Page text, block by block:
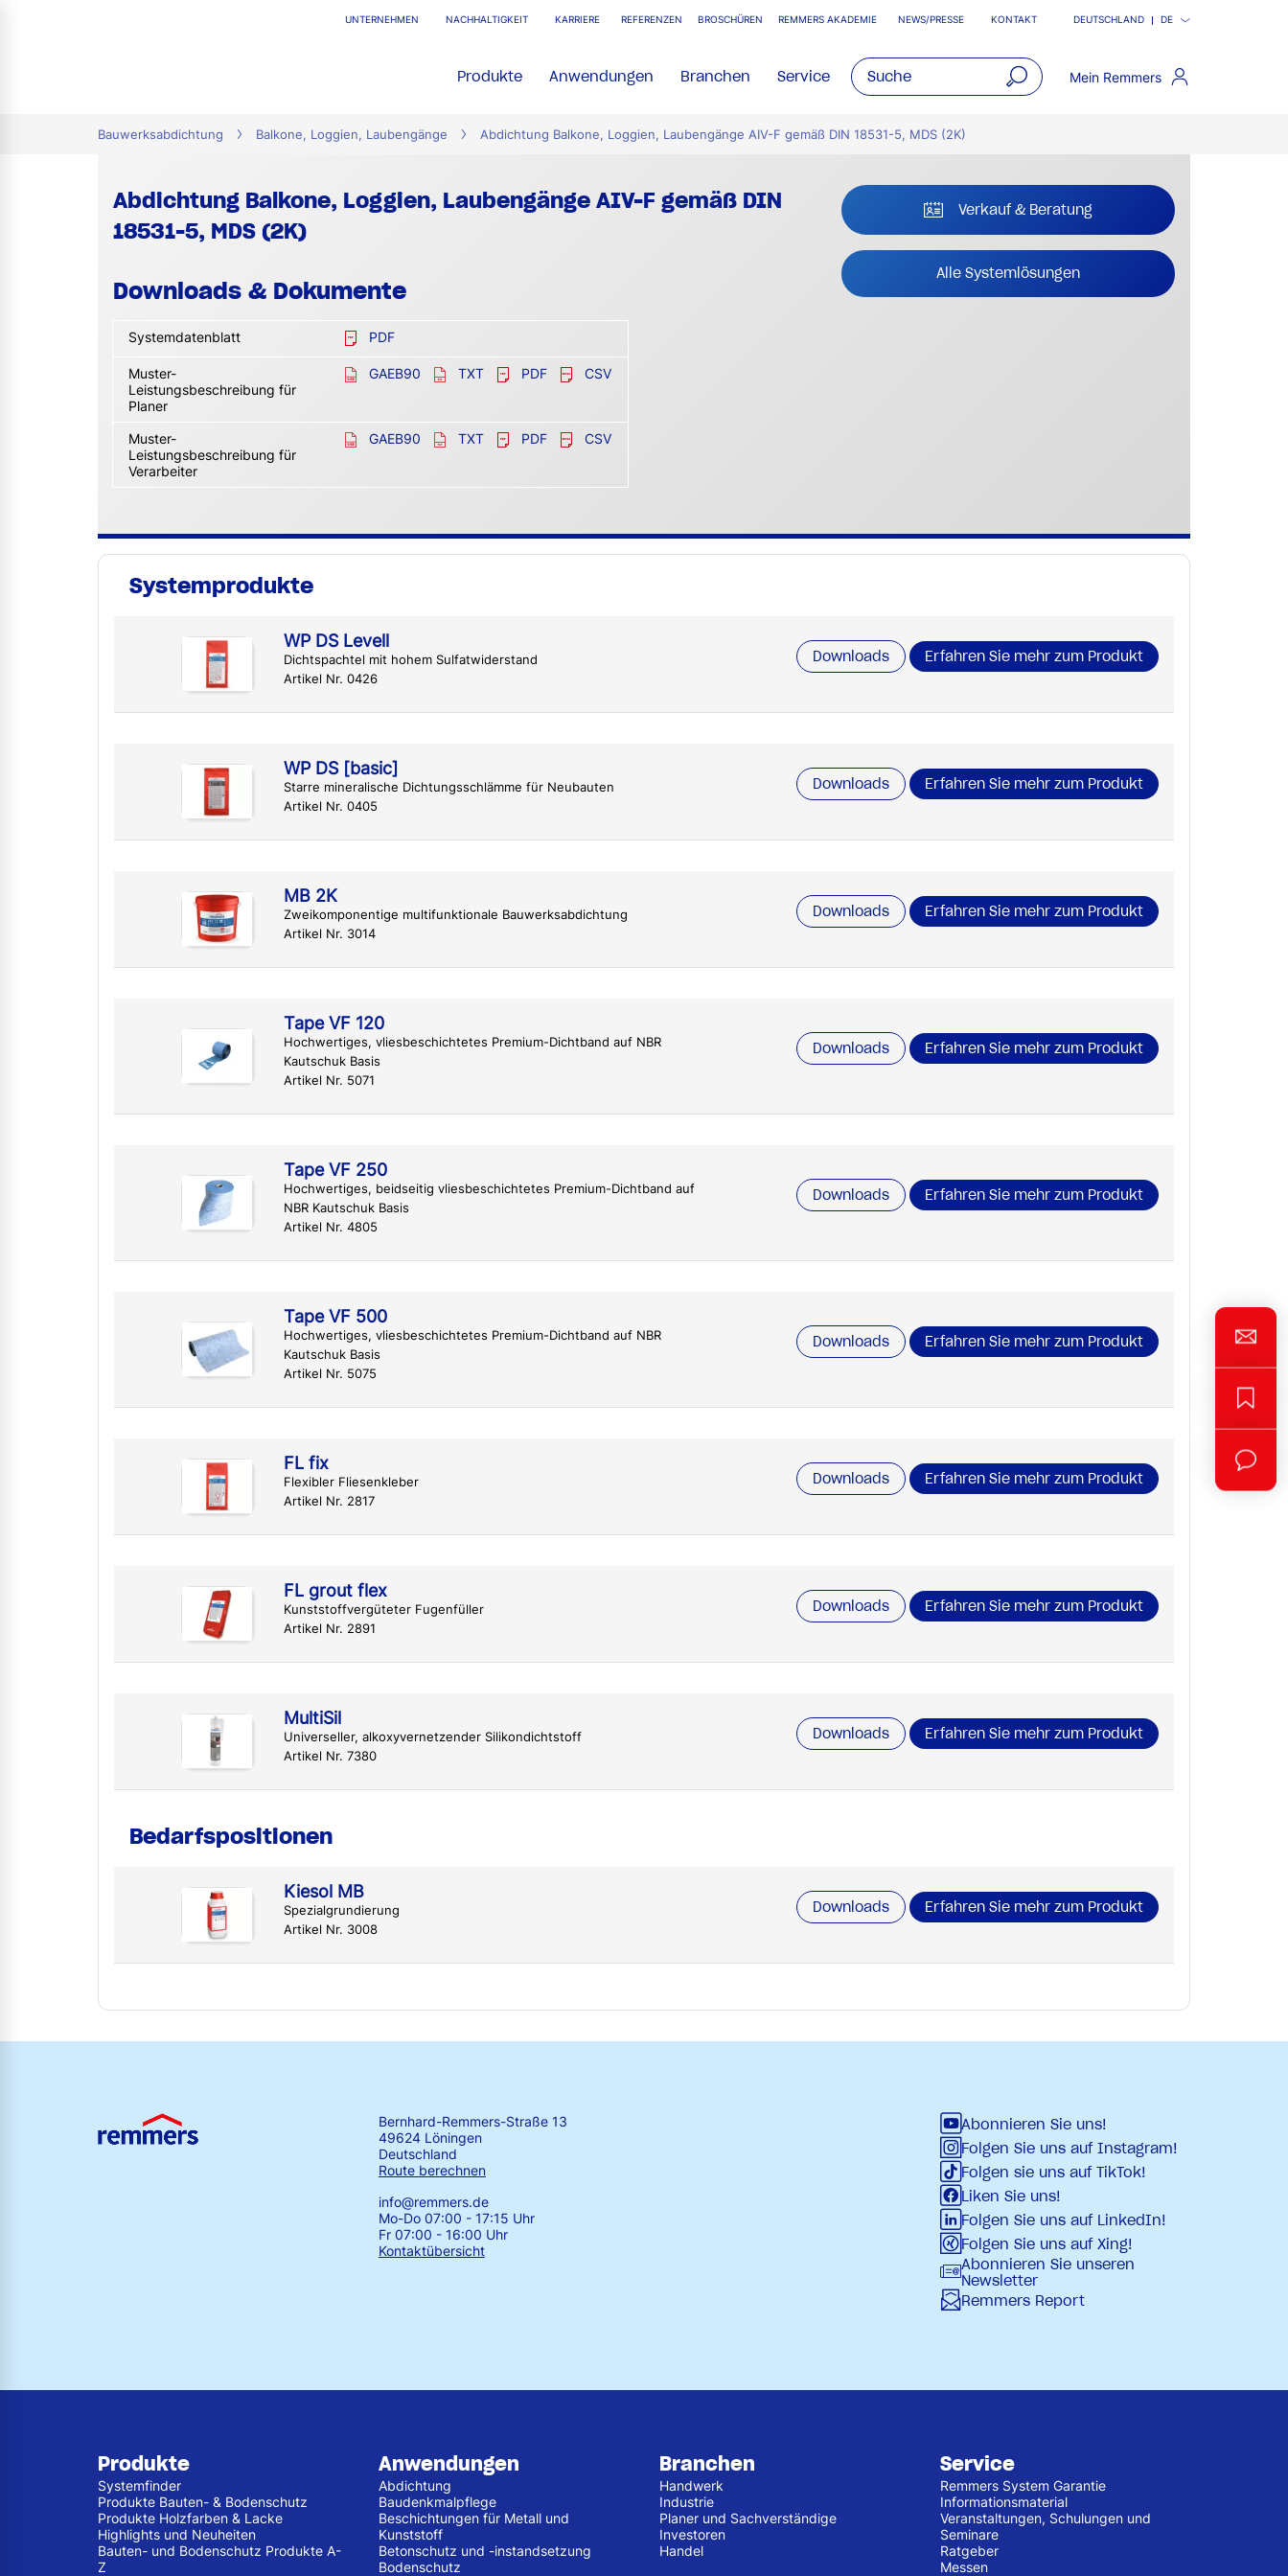
UNTERNEHMEN NACHHALTIGKEIT KARRIERE REFERENZEN BROSCHÜREN REMMERS AKADEMIE NEWS/PRESSE KONTAKT DEUTSCHLAND DE
Produkte Anwendungen Branchen Service Mein Remmers
Bauwerksabdichtung Balkone, Loggien, Laubengänge Abdichtung Balkone, Loggien, Laubengänge AIV-F gemäß DIN 18531-5, MDS (2K)
Abdichtung Balkone, Loggien, Laubengänge AIV-F gemäß DIN
18531-5, MDS (2K)
Downloads & Dokumente
Systemdatenblatt PDF
Muster-
Leistungsbeschreibung für
Planer
GAEB90 TXT PDF CSV
Muster-
Leistungsbeschreibung für
Verarbeiter
GAEB90 TXT PDF CSV
Verkauf & Beratung
Alle Systemlösungen
Systemprodukte
WP DS Levell
Dichtspachtel mit hohem Sulfatwiderstand
Artikel Nr. 0426
Downloads Erfahren Sie mehr zum Produkt
WP DS [basic]
Starre mineralische Dichtungsschlämme für Neubauten
Artikel Nr. 0405
Downloads Erfahren Sie mehr zum Produkt
MB 2K
Zweikomponentige multifunktionale Bauwerksabdichtung
Artikel Nr. 3014
Downloads Erfahren Sie mehr zum Produkt
Tape VF 120
Hochwertiges, vliesbeschichtetes Premium-Dichtband auf NBR
Kautschuk Basis
Artikel Nr. 5071
Downloads Erfahren Sie mehr zum Produkt
Tape VF 250
Hochwertiges, beidseitig vliesbeschichtetes Premium-Dichtband auf
NBR Kautschuk Basis
Artikel Nr. 4805
Downloads Erfahren Sie mehr zum Produkt
Tape VF 500
Hochwertiges, vliesbeschichtetes Premium-Dichtband auf NBR
Kautschuk Basis
Artikel Nr. 5075
Downloads Erfahren Sie mehr zum Produkt
FL fix
Flexibler Fliesenkleber
Artikel Nr. 2817
Downloads Erfahren Sie mehr zum Produkt
FL grout flex
Kunststoffvergüteter Fugenfüller
Artikel Nr. 2891
Downloads Erfahren Sie mehr zum Produkt
MultiSil
Universeller, alkoxyvernetzender Silikondichtstoff
Artikel Nr. 7380
Downloads Erfahren Sie mehr zum Produkt
Bedarfspositionen
Kiesol MB
Spezialgrundierung
Artikel Nr. 3008
Downloads Erfahren Sie mehr zum Produkt
Bernhard-Remmers-Straße 13
49624 Löningen
Deutschland
Route berechnen
info@remmers.de
Mo-Do 07:00 - 17:15 Uhr
Fr 07:00 - 16:00 Uhr
Kontaktübersicht
Abonnieren Sie uns!
Folgen Sie uns auf Instagram!
Folgen sie uns auf TikTok!
Liken Sie uns!
Folgen Sie uns auf LinkedIn!
Folgen Sie uns auf Xing!
Abonnieren Sie unseren
Newsletter
Remmers Report
Produkte
Systemfinder
Produkte Bauten- & Bodenschutz
Produkte Holzfarben & Lacke
Highlights und Neuheiten
Bauten- und Bodenschutz Produkte A-
Z
Anwendungen
Abdichtung
Baudenkmalpflege
Beschichtungen für Metall und
Kunststoff
Betonschutz und -instandsetzung
Bodenschutz
Branchen
Handwerk
Industrie
Planer und Sachverständige
Investoren
Handel
Service
Remmers System Garantie
Informationsmaterial
Veranstaltungen, Schulungen und
Seminare
Ratgeber
Messen